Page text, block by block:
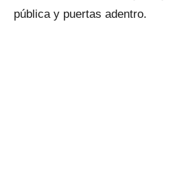
pública y puertas adentro.